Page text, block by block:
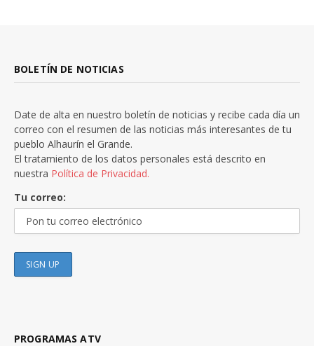
BOLETÍN DE NOTICIAS
Date de alta en nuestro boletín de noticias y recibe cada día un
correo con el resumen de las noticias más interesantes de tu
pueblo Alhaurín el Grande.
El tratamiento de los datos personales está descrito en
nuestra Política de Privacidad.
Tu correo:
PROGRAMAS ATV